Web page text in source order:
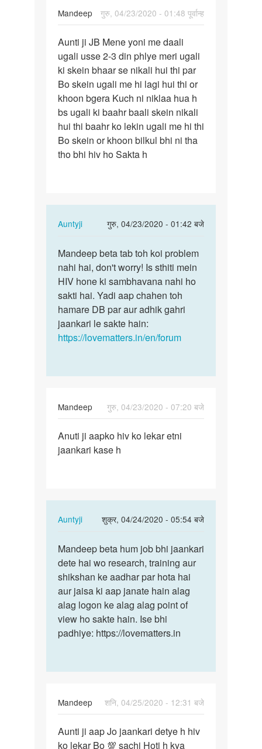
Mandeep
गुरु, 04/23/2020 - 01:48 पूर्वान्ह
Aunti
ji
JB
Mene
yoni
me…
Aunti ji JB Mene yoni me daali
ugali usse 2-3 din phlye meri ugali
ki skein bhaar se nikali hui thi par
Bo skein ugali me hi lagi hui thi or
khoon bgera Kuch ni niklaa hua h
bs ugali ki baahr baali skein nikali
hui thi baahr ko lekin ugali me hi thi
Bo skein or khoon bilkul bhi ni tha
tho bhi hiv ho Sakta h
Auntyji
गुरु, 04/23/2020 - 01:42 बजे
In
to
Aunti
ji
JB
Mene
yoni
me…
Mandeep
beta
tab
toh
koi…
Mandeep beta tab toh koi problem
nahi hai, don't worry! Is sthiti mein
HIV hone ki sambhavana nahi ho
sakti hai. Yadi aap chahen toh
hamare DB par aur adhik gahri
jaankari le sakte hain:
https://lovematters.in/en/forum
Mandeep
गुरु, 04/23/2020 - 07:20 बजे
Anuti
ji
Anuti ji aapko hiv ko lekar etni
jaankari kase h
Auntyji
शुक्र, 04/24/2020 - 05:54 बजे
In
to
Anuti
ji
aapko
hiv
ko
lekar…
Mandeep
beta
hum
job
bhi…
Mandeep beta hum job bhi jaankari
dete hai wo research, training aur
shikshan ke aadhar par hota hai
aur jaisa ki aap janate hain alag
alag logon ke alag alag point of
view ho sakte hain. Ise bhi
padhiye: https://lovematters.in
Mandeep
शनि, 04/25/2020 - 12:31 बजे
Aunti
ji
Aunti ji aap Jo jaankari detye h hiv
ko lekar Bo 💯 sachi Hoti h kya